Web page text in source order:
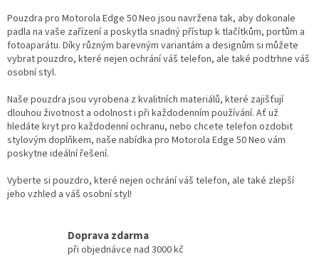
Pouzdra pro Motorola Edge 50 Neo jsou navržena tak, aby dokonale
padla na vaše zařízení a poskytla snadný přístup k tlačítkům, portům a
fotoaparátu. Díky různým barevným variantám a designům si můžete
vybrat pouzdro, které nejen ochrání váš telefon, ale také podtrhne váš
osobní styl.
Naše pouzdra jsou vyrobena z kvalitních materiálů, které zajišťují
dlouhou životnost a odolnost i při každodenním používání. Ať už
hledáte kryt pro každodenní ochranu, nebo chcete telefon ozdobit
stylovým doplňkem, naše nabídka pro Motorola Edge 50 Neo vám
poskytne ideální řešení.
Vyberte si pouzdro, které nejen ochrání váš telefon, ale také zlepší
jeho vzhled a váš osobní styl!
Doprava zdarma
při objednávce nad 3000 kč